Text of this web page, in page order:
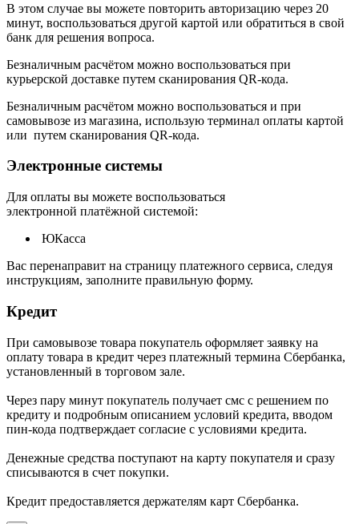
В этом случае вы можете повторить авторизацию через 20
минут, воспользоваться другой картой или обратиться в свой
банк для решения вопроса.
Безналичным расчётом можно воспользоваться при
курьерской доставке путем сканирования QR-кода.
Безналичным расчётом можно воспользоваться и при
самовывозе из магазина, использую терминал оплаты картой
или путем сканирования QR-кода.
Электронные системы
Для оплаты вы можете воспользоваться
электронной платёжной системой:
ЮКасса
Вас перенаправит на страницу платежного сервиса, следуя
инструкциям, заполните правильную форму.
Кредит
При самовывозе товара покупатель оформляет заявку на
оплату товара в кредит через платежный термина Сбербанка,
установленный в торговом зале.
Через пару минут покупатель получает смс с решением по
кредиту и подробным описанием условий кредита, вводом
пин-кода подтверждает согласие с условиями кредита.
Денежные средства поступают на карту покупателя и сразу
списываются в счет покупки.
Кредит предоставляется держателям карт Сбербанка.